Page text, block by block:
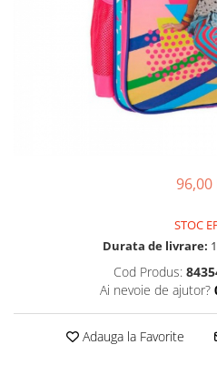
96,00
STOC
Durata de livrare:
Cod Produs:
Ai nevoie de ajutor?
Adauga la Favorite